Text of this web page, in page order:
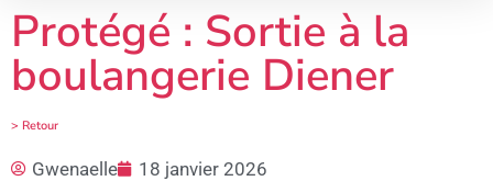
Protégé : Sortie à la
boulangerie Diener
> Retour
Gwenaelle 18 janvier 2026